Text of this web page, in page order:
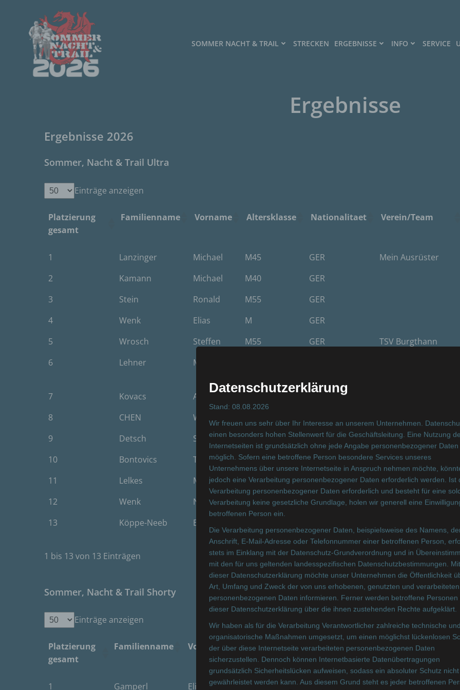
springen
SOMMER NACHT & TRAIL STRECKEN ERGEBNISSE INFO SERVICE
Ergebnisse
Ergebnisse 2026
Sommer, Nacht & Trail Ultra
Einträge anzeigen
Platzierung
gesamt
Familienname Vorname Altersklasse Nationalitaet Verein/Team
Platzierung
Familienname Vorname Altersklasse Nationalitaet Verein/Team
1 Lanzinger Michael M45 GER Mein Ausrüster
2
Kamann Michael M40 GER
3
Stein Ronald M55 GER
4
Wenk Elias M GER
5
Wrosch Steffen M55 GER TSV Burgthann
6
Lehner Martin
7 Kovacs Arpad HUN
8
CHEN WINN
9
Detsch Steffen M50 GER
10
Bontovics Timea W55 GER
11
Lelkes Mihály M GER
12
Wenk Noah M GER
13
Köppe-Neeb Evi
1 bis 13 von 13 Einträgen
Sommer, Nacht & Trail Shorty
Einträge anzeigen
Platzierung
gesamt
Familienname Vorname Altersklasse Nationalitaet Verein/Team
Platzierung
Familienname Vorname Altersklasse Nationalitaet Verein/Team
1 Gamperl Elisabeth W40 GER
Diamonds Aichach /
Datenschutzerklärung
Stand: 08.08.2026
Wir freuen uns sehr über Ihr Interesse an unserem Unternehmen.
einen besonders hohen Stellenwert für die Geschäftsleitung. Eine Nutzung
Internetseiten ist grundsätzlich ohne jede Angabe personenbezogener Daten
möglich. Sofern eine betroffene Person besondere Services unseres
Unternehmens über unsere Internetseite in Anspruch nehmen möchte,
jedoch eine Verarbeitung personenbezogener Daten erforderlich werden. Ist
Verarbeitung personenbezogener Daten erforderlich und besteht für eine
Verarbeitung keine gesetzliche Grundlage, holen wir generell eine
betroffenen Person ein.
Die Verarbeitung personenbezogener Daten, beispielsweise des Namens,
Anschrift, E-Mail-Adresse oder Telefonnummer einer betroffenen Person,
stets im Einklang mit der Datenschutz-Grundverordnung und in
mit den für uns geltenden landesspezifischen Datenschutzbestimmungen.
dieser Datenschutzerklärung möchte unser Unternehmen die Öffentlichkeit
Art, Umfang und Zweck der von uns erhobenen, genutzten und verarbeiteten
personenbezogenen Daten informieren. Ferner werden betroffene Personen
dieser Datenschutzerklärung über die ihnen zustehenden Rechte aufgeklärt.
Wir haben als für die Verarbeitung Verantwortlicher zahlreiche technische und
organisatorische Maßnahmen umgesetzt, um einen möglichst lückenlosen
der über diese Internetseite verarbeiteten personenbezogenen Daten
sicherzustellen. Dennoch können Internetbasierte Datenübertragungen
grundsätzlich Sicherheitslücken aufweisen, sodass ein absoluter Schutz nicht
gewährleistet werden kann. Aus diesem Grund steht es jeder betroffenen